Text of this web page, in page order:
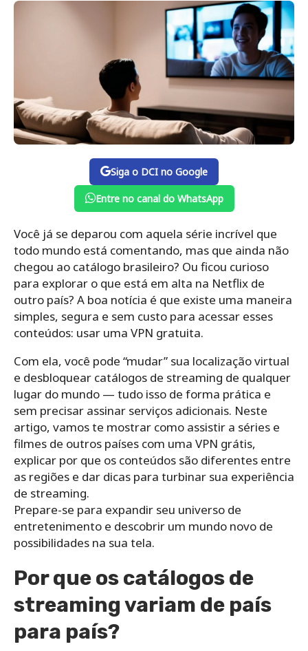
Siga o DCI no Google
Entre no canal do WhatsApp
Você já se deparou com aquela série incrível que
todo mundo está comentando, mas que ainda não
chegou ao catálogo brasileiro? Ou ficou curioso
para explorar o que está em alta na Netflix de
outro país? A boa notícia é que existe uma maneira
simples, segura e sem custo para acessar esses
conteúdos: usar uma VPN gratuita.
Com ela, você pode “mudar” sua localização virtual
e desbloquear catálogos de streaming de qualquer
lugar do mundo — tudo isso de forma prática e
sem precisar assinar serviços adicionais. Neste
artigo, vamos te mostrar como assistir a séries e
filmes de outros países com uma VPN grátis,
explicar por que os conteúdos são diferentes entre
as regiões e dar dicas para turbinar sua experiência
de streaming.
Prepare-se para expandir seu universo de
entretenimento e descobrir um mundo novo de
possibilidades na sua tela.
Por que os catálogos de
streaming variam de país
para país?